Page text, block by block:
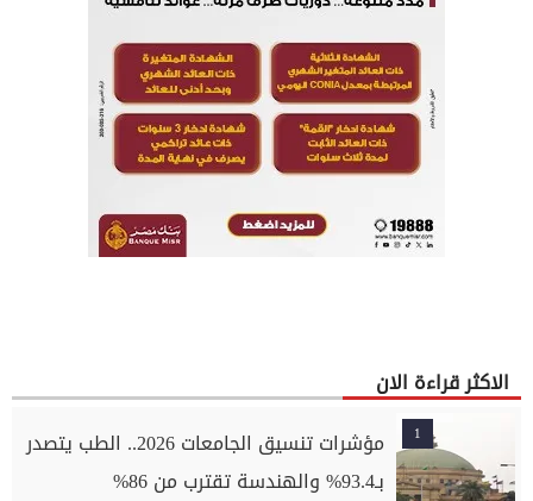
الاكثر قراءة الان
1
مؤشرات تنسيق الجامعات 2026.. الطب يتصدر
بـ93.4% والهندسة تقترب من 86%